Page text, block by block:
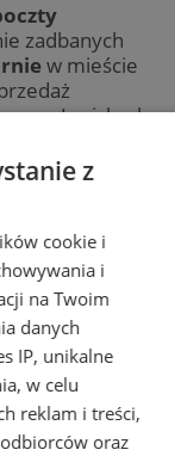
zadbanych
w mieście
w Łaziskach
szeroki wybór
donic w pobliżu
z
cookie i
i
na Twoim
danych
IP, unikalne
w celu
reklam i treści,
oraz